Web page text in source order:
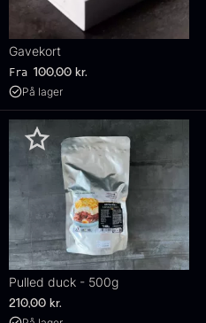
Gavekort
Fra 100,00 kr.
På lager
Pulled duck - 500g
210,00 kr.